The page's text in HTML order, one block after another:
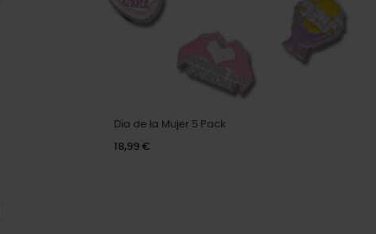
Día de la Mujer 5 Pack
18,99 €